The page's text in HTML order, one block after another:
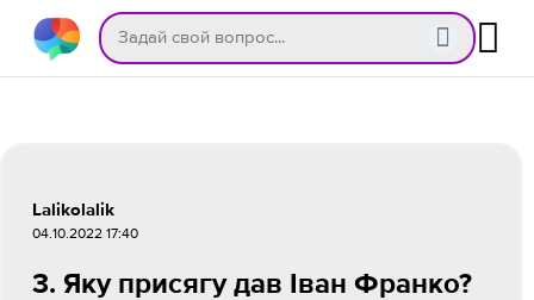
Lalikolalik
04.10.2022 17:40
3. Яку присягу дав Іван Франко?